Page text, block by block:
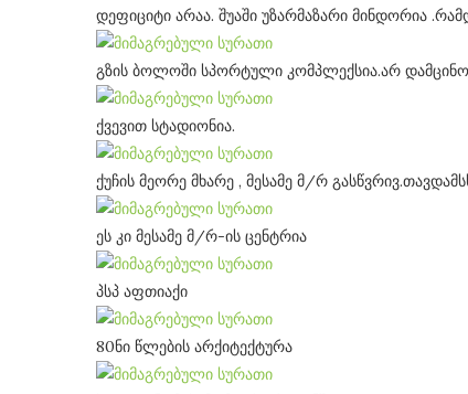
დეფიციტი არაა. შუაში უზარმაზარი მინდორია
გზის ბოლოში სპორტული კომპლექსია.არ
ქვევით სტადიონია.
ქუჩის მეორე მხარე , მესამე მ/რ
ეს კი მესამე მ/რ-ის ცენტრია
პსპ აფთიაქი
80ნი წლების არქიტექტურა